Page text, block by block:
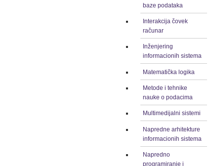
baze podataka
Interakcija čovek
računar
Inženjering
informacionih sistema
Matematička logika
Metode i tehnike
nauke o podacima
Multimedijalni sistemi
Napredne arhitekture
informacionih sistema
Napredno
programiranje i